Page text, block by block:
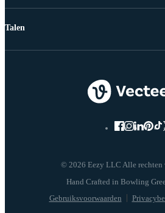
© 2026 Eezy LLC Alle rechten
Gebruiksvoorwaarden
Talen